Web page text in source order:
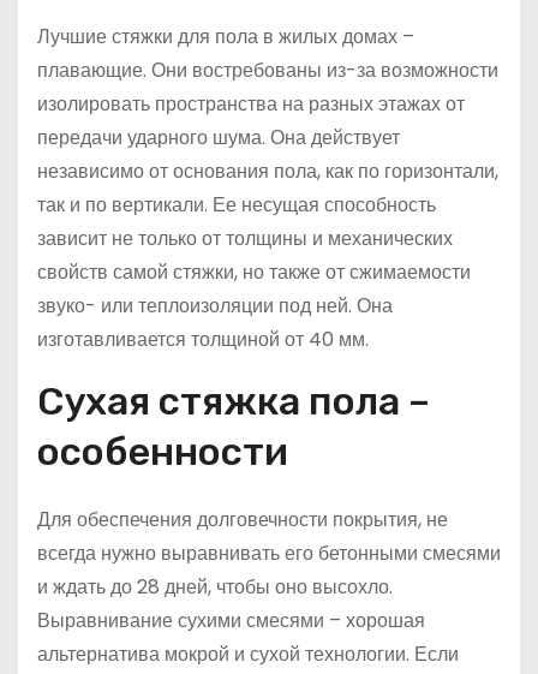
Лучшие стяжки для пола в жилых домах –
плавающие. Они востребованы из-за возможности
изолировать пространства на разных этажах от
передачи ударного шума. Она действует
независимо от основания пола, как по горизонтали,
так и по вертикали. Ее несущая способность
зависит не только от толщины и механических
свойств самой стяжки, но также от сжимаемости
звуко- или теплоизоляции под ней. Она
изготавливается толщиной от 40 мм.
Сухая стяжка пола –
особенности
Для обеспечения долговечности покрытия, не
всегда нужно выравнивать его бетонными смесями
и ждать до 28 дней, чтобы оно высохло.
Выравнивание сухими смесями – хорошая
альтернатива мокрой и сухой технологии. Если